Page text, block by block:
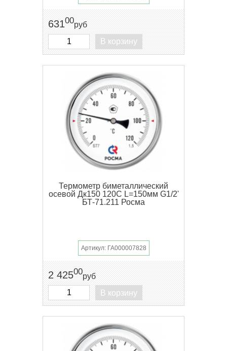
63100руб
В корзину
Термометр биметаллический
осевой Дк150 120С L=150мм G1/2'
БТ-71.211 Росма
Артикул: ГА000007828
2 42500руб
В корзину